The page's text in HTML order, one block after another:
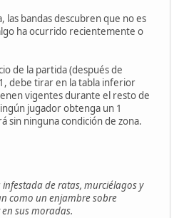
las bandas descubren que no es
ha ocurrido recientemente o
de la partida (después de
debe tirar en la tabla inferior
vigentes durante el resto de
jugador obtenga un 1
sin ninguna condición de zona.
de ratas, murciélagos y
como un enjambre sobre
sus moradas.